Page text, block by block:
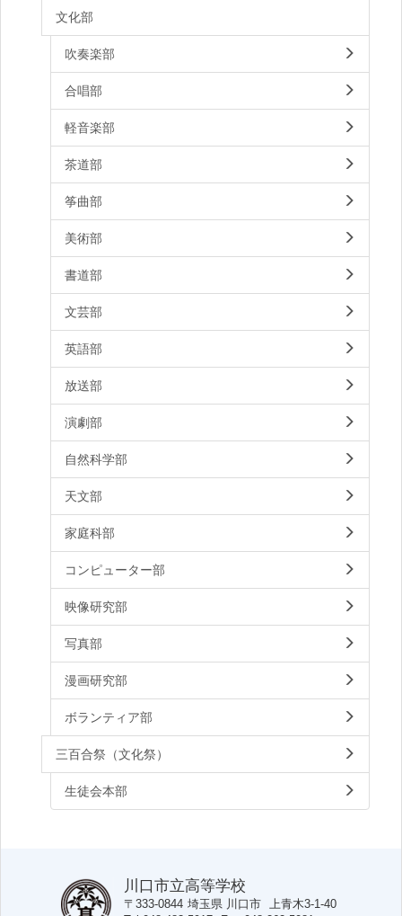
文化部
吹奏楽部
合唱部
軽音楽部
茶道部
筝曲部
美術部
書道部
文芸部
英語部
放送部
演劇部
自然科学部
天文部
家庭科部
コンピューター部
映像研究部
写真部
漫画研究部
ボランティア部
三百合祭（文化祭）
生徒会本部
川口市立高等学校
〒333-0844 埼玉県 川口市 上青木3-1-40